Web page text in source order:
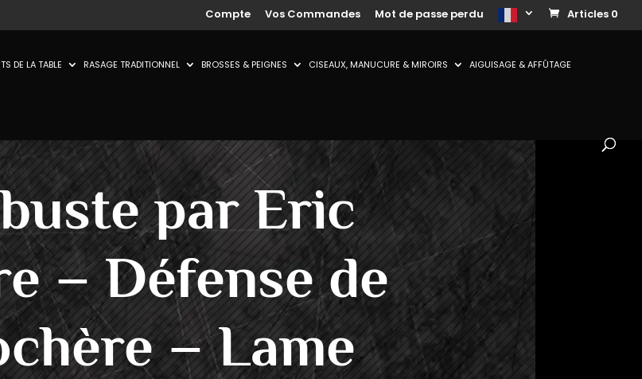
Compte Vos Commandes Mot de passe perdu Articles 0
DE LA TABLE RASAGE TRADITIONNEL BROSSES & PEIGNES CISEAUX, MANUCURE & MIROIRS AIGUISAGE & AFFÛTAGE
par Eric
– Défense de
– Lame